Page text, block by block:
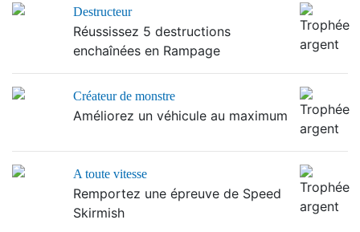
Destructeur
Réussissez 5 destructions
enchaînées en Rampage
Créateur de monstre
Améliorez un véhicule au maximum
A toute vitesse
Remportez une épreuve de Speed
Skirmish